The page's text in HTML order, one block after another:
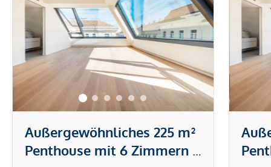
Außergewöhnliches 225 m²
Penthouse mit 6 Zimmern &